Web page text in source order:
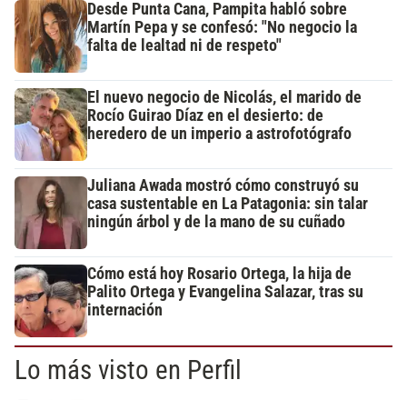
Desde Punta Cana, Pampita habló sobre
Martín Pepa y se confesó: "No negocio la
falta de lealtad ni de respeto"
El nuevo negocio de Nicolás, el marido de
Rocío Guirao Díaz en el desierto: de
heredero de un imperio a astrofotógrafo
Juliana Awada mostró cómo construyó su
casa sustentable en La Patagonia: sin talar
ningún árbol y de la mano de su cuñado
Cómo está hoy Rosario Ortega, la hija de
Palito Ortega y Evangelina Salazar, tras su
internación
Lo más visto en Perfil